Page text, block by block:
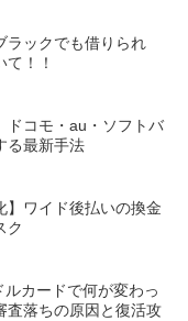
ラックでも借りられ
！！
ドコモ・au・ソフトバ
る最新手法
】ワイド後払いの換金
ク
ルカードで何が変わっ
査落ちの原因と復活攻